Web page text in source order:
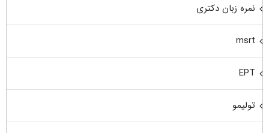
نمره زبان دکتری
msrt
EPT
تولیمو